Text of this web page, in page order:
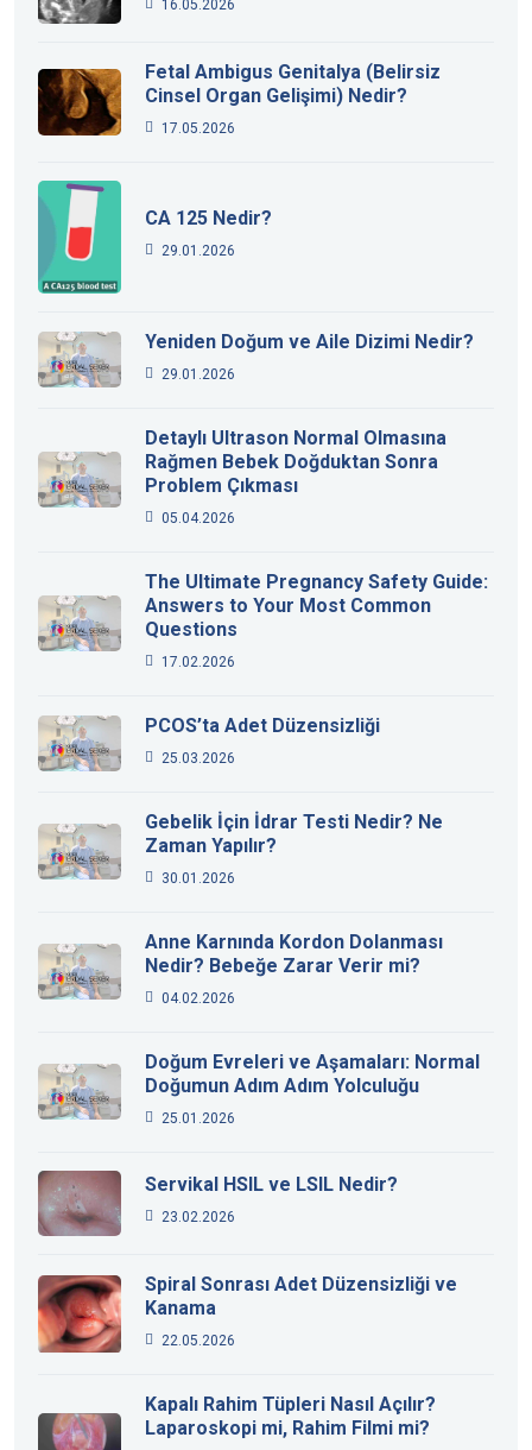
16.05.2026
Fetal Ambigus Genitalya (Belirsiz
Cinsel Organ Gelişimi) Nedir?
17.05.2026
CA 125 Nedir?
29.01.2026
Yeniden Doğum ve Aile Dizimi Nedir?
29.01.2026
Detaylı Ultrason Normal Olmasına
Rağmen Bebek Doğduktan Sonra
Problem Çıkması
05.04.2026
The Ultimate Pregnancy Safety Guide:
Answers to Your Most Common
Questions
17.02.2026
PCOS’ta Adet Düzensizliği
25.03.2026
Gebelik İçin İdrar Testi Nedir? Ne
Zaman Yapılır?
30.01.2026
Anne Karnında Kordon Dolanması
Nedir? Bebeğe Zarar Verir mi?
04.02.2026
Doğum Evreleri ve Aşamaları: Normal
Doğumun Adım Adım Yolculuğu
25.01.2026
Servikal HSIL ve LSIL Nedir?
23.02.2026
Spiral Sonrası Adet Düzensizliği ve
Kanama
22.05.2026
Kapalı Rahim Tüpleri Nasıl Açılır?
Laparoskopi mi, Rahim Filmi mi?